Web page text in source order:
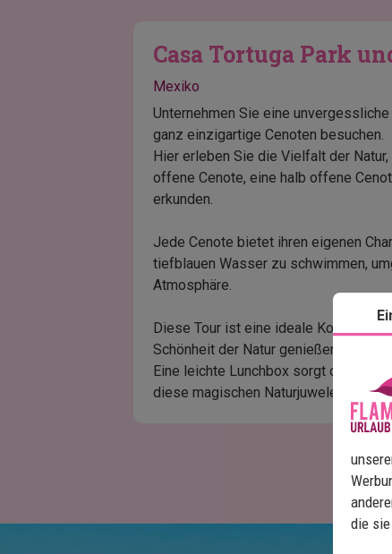
Casa Tortuga Park
Mexiko
Unternehmen Sie eine
ganz einzigartige Cenoten besuchen.
Hier erleben Sie die Vielfalt der
offene Cenote, eine halb offene
erkunden.
Jede Cenote bietet ihren eigenen
tiefblauen Wasser zu schwimmen,
Atmosphäre.
Diese Tour ist eine ideale
Schönheit der Natur genießen als
Eine leichte Lunchbox sorgt dafür,
diese magischen Naturjuwelen in
die